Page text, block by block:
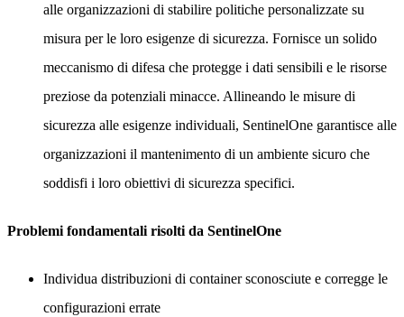
alle organizzazioni di stabilire politiche personalizzate su
misura per le loro esigenze di sicurezza. Fornisce un solido
meccanismo di difesa che protegge i dati sensibili e le risorse
preziose da potenziali minacce. Allineando le misure di
sicurezza alle esigenze individuali, SentinelOne garantisce alle
organizzazioni il mantenimento di un ambiente sicuro che
soddisfi i loro obiettivi di sicurezza specifici.
Problemi fondamentali risolti da SentinelOne
Individua distribuzioni di container sconosciute e corregge le
configurazioni errate